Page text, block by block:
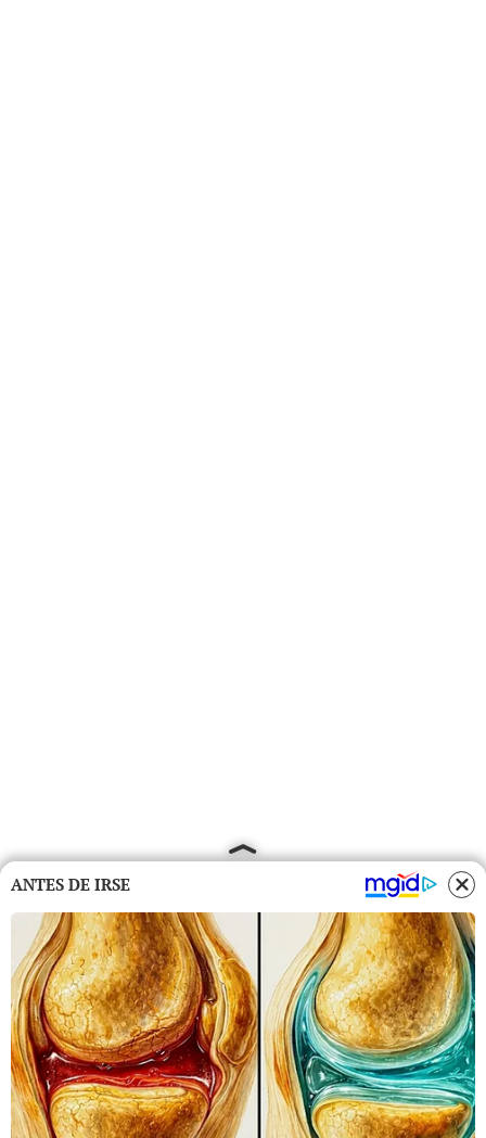
ANTES DE IRSE